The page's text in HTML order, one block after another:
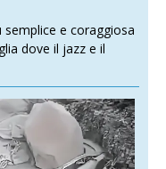
semplice e coraggiosa
dove il jazz e il